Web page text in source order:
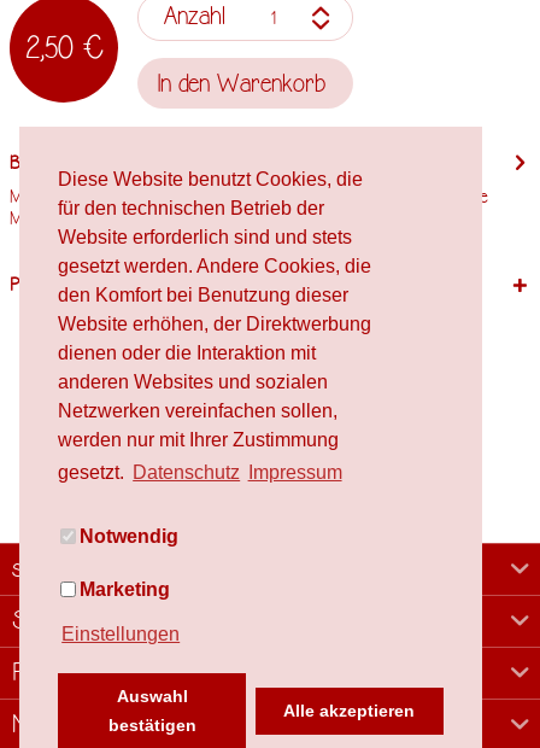
Diese Website benutzt Cookies, die
für den technischen Betrieb der
Website erforderlich sind und stets
gesetzt werden. Andere Cookies, die
den Komfort bei Benutzung dieser
Website erhöhen, der Direktwerbung
dienen oder die Interaktion mit
anderen Websites und sozialen
Netzwerken vereinfachen sollen,
werden nur mit Ihrer Zustimmung
gesetzt. Datenschutz Impressum
Notwendig
Marketing
Einstellungen
Auswahl
bestätigen
Alle akzeptieren
2,50 €
Anzahl
In den Warenkorb
Beschreibung
Motivgröße: 12,3mm x 9,8mm Stempelholzgröße: Spielfigur Verwendete
Materialien Holz,...mehr
Passende Produkte
schafproduction
Shop
Rechtliches
Newsletter